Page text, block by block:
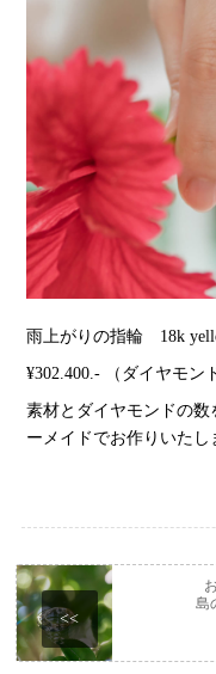
雨上がりの指輪 18k
¥302.400.- （ダイヤモン
素材とダイヤモンドの
ーメイドでお作りいたし
<<
島